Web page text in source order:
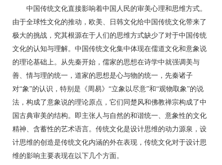
中国传统文化直接影响着中国人民的审美心理和思维方式。
由于全球性文化的推动，欧美、日韩文化给中国传统文化带来了
极大的挑战，究其根源在于人们的思维方式缺少了对于中国传统
文化的认知与理解。中国传统文化集中体现在儒道文化和意象说
的理论基础上。从先秦开始，儒家的思想在诗学中就强调美与
善、情与理的统一，道家的思想是心与物的统一，先秦诸子
对“象”的认识，特别是《周易》“立象以尽意”和“观物取象”的说
法，构成了意象说的理论原点，它们同楚风和佛教禅宗构成了中
国古典审美的结构。即主张人与自然的和谐统一、意象性的文化
精神、含蓄性的艺术语言。传统文化是设计思维的动力源泉，设
计思维的创造是传统文化内涵的外在表现，传统文化对于设计思
维的影响主要表现在以下几个方面。